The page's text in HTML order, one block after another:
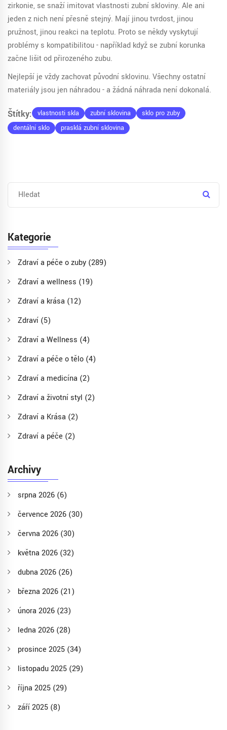
zirkonie, se snaží imitovat vlastnosti zubní skloviny. Ale ani
jeden z nich není přesně stejný. Mají jinou tvrdost, jinou
pružnost, jinou reakci na teplotu. Proto se někdy vyskytují
problémy s kompatibilitou - například když se zubní korunka
začne lišit od přirozeného zubu.
Nejlepší je vždy zachovat původní sklovinu. Všechny ostatní
materiály jsou jen náhradou - a žádná náhrada není dokonalá.
Štítky: vlastnosti skla zubní sklovina
sklo pro zuby
dentální sklo
prasklá zubní sklovina
Kategorie
Zdraví a péče o zuby (289)
Zdraví a wellness (19)
Zdraví a krása (12)
Zdraví (5)
Zdraví a Wellness (4)
Zdraví a péče o tělo (4)
Zdraví a medicína (2)
Zdraví a životní styl (2)
Zdraví a Krása (2)
Zdraví a péče (2)
Archivy
srpna 2026 (6)
července 2026 (30)
června 2026 (30)
května 2026 (32)
dubna 2026 (26)
března 2026 (21)
února 2026 (23)
ledna 2026 (28)
prosince 2025 (34)
listopadu 2025 (29)
října 2025 (29)
září 2025 (8)